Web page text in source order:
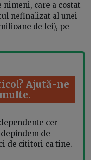
nimeni, care a costat
nefinalizat al unei
de lei), pe
Ajută-ne
cer
de
de cititori ca tine.